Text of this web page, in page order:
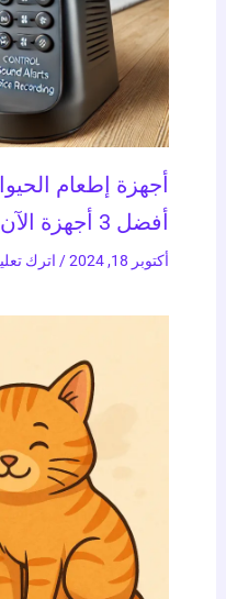
أجهزة إطعام
أفضل 3 أجهزة الآن!
أكتوبر 18, 2024 /اترك تعليقاً